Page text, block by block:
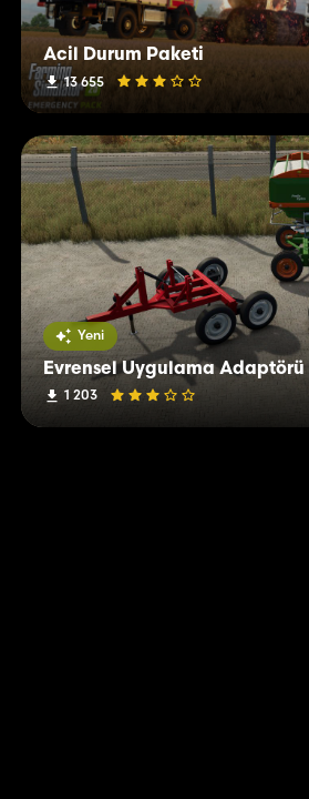
Acil Durum Paketi
13 655
Yeni
Evrensel Uygulama Adaptörü
1 203